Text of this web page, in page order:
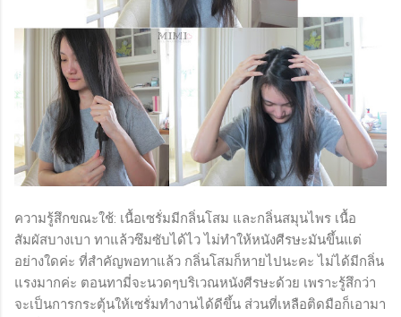
ความรู้สึกขณะใช้: เนื้อเซรั่มมีกลิ่นโสม และกลิ่นสมุนไพร เนื้อ
สัมผัสบางเบา ทาแล้วซึมซับได้ไว ไม่ทำให้หนังศีรษะมันขึ้นแต่
อย่างใดค่ะ ที่สำคัญพอทาแล้ว กลิ่นโสมก็หายไปนะคะ ไม่ได้มีกลิ่น
แรงมากค่ะ ตอนทามี่จะนวดๆบริเวณหนังศีรษะด้วย เพราะรู้สึกว่า
จะเป็นการกระตุ้นให้เซรั่มทำงานได้ดีขึ้น ส่วนที่เหลือติดมือก็เอามา